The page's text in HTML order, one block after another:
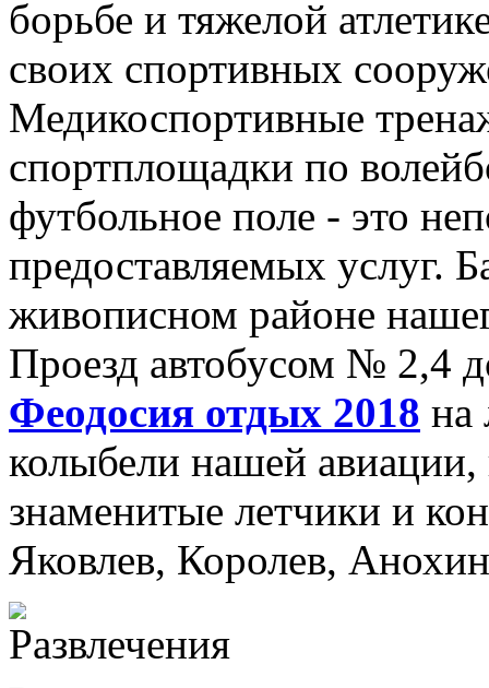
борьбе и тяжелой
своих спортивных
Медикоспортивные
спортплощадки по
футбольное поле - это
предоставляемых услуг.
живописном районе
Проезд автобусом № 2,4
Феодосия отдых 2018 на
колыбели нашей авиации,
знаменитые летчики и
Яковлев, Королев,